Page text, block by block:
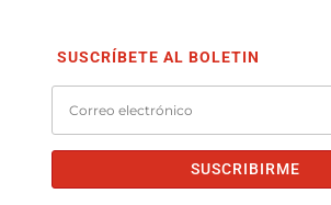
SUSCRÍBETE AL BOLETIN
SUSCRIBIRME